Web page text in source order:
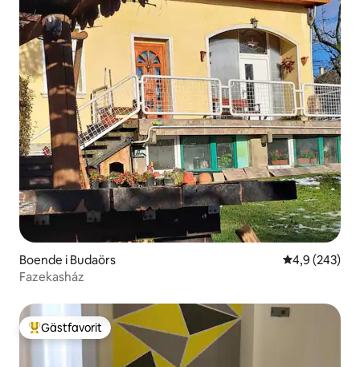
Boende i Budaörs 4,9 av 5 i
4,9 (243)
Fazekasház
Populär gästfavorit
Gästfavorit